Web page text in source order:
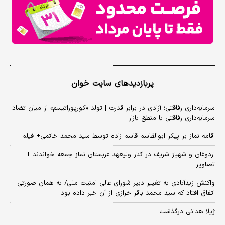
پربازدیدهای سایت خوان
سرمایه‌داری رفاقتی؛ آزادی در برابر قدرت | تولد «کورپوراتیسم» از میان تضاد
سرمایه‌داری رفاقتی با منطق بازار
اقامه نماز بر پیکر ابوالقاسم قاسم زاده توسط سید محمد خاتمی+ فیلم
اردوغان و شهباز شریف در کنار ولیعهد عربستان نماز جمعه خواندند +
تصاویر
واکنش زیدآبادی به تغییر دبیر شورای عالی امنیت ملی/ به همان صورتی
اتفاق افتاد که سید محمد باقر خرازی از آن خبر داده بود
ژیلا هدائی درگذشت